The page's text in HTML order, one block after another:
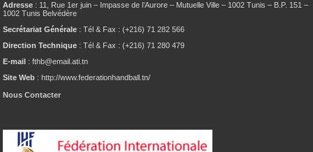
Adresse : 11, Rue 1er juin – Impasse de l’Aurore – Mutuelle Ville – 1002 Tunis – B.P. 151 –
1002 Tunis Belvédère
Secrétariat Générale : Tél & Fax : (+216) 71 282 566
Direction Technique : Tél & Fax : (+216) 71 280 479
E-mail : fthb@email.ati.tn
Site Web : http://www.federationhandball.tn/
Nous Contacter